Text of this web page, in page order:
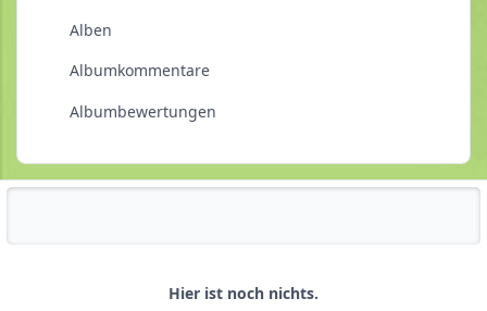
Alben
Albumkommentare
Albumbewertungen
Hier ist noch nichts.